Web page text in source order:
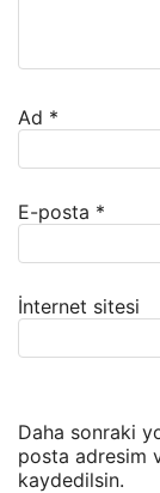
Ad *
E-posta *
İnternet sitesi
Daha sonraki
posta adresim
kaydedilsin.